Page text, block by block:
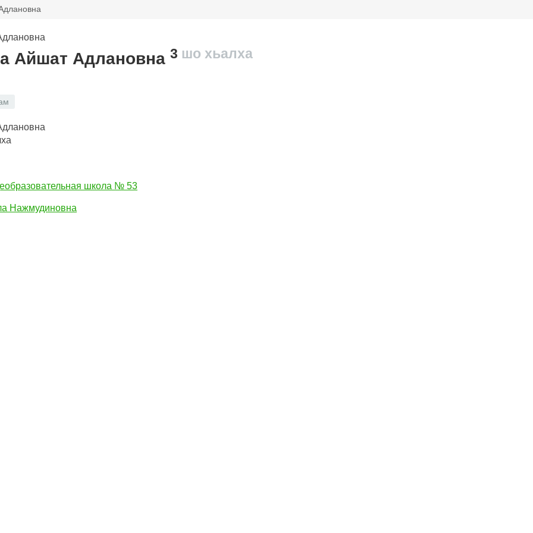
Айшат Адлановна 3 шо хьалха
школа № 53
Нажмудиновна